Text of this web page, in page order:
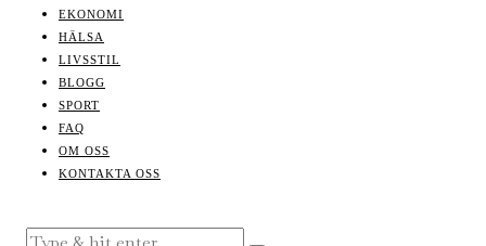
EKONOMI
HÄLSA
LIVSSTIL
BLOGG
SPORT
FAQ
OM OSS
KONTAKTA OSS